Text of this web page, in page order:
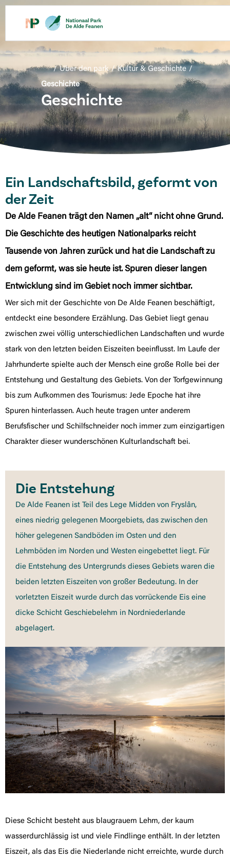
/ Uber den park / Kultur & Geschichte /
Geschichte
Geschichte
Ein Landschaftsbild, geformt von
der Zeit
De Alde Feanen trägt den Namen „alt“ nicht ohne Grund.
Die Geschichte des heutigen Nationalparks reicht
Tausende von Jahren zurück und hat die Landschaft zu
dem geformt, was sie heute ist. Spuren dieser langen
Entwicklung sind im Gebiet noch immer sichtbar.
Wer sich mit der Geschichte von De Alde Feanen beschäftigt,
entdeckt eine besondere Erzählung. Das Gebiet liegt genau
zwischen zwei völlig unterschiedlichen Landschaften und wurde
stark von den letzten beiden Eiszeiten beeinflusst. Im Laufe der
Jahrhunderte spielte auch der Mensch eine große Rolle bei der
Entstehung und Gestaltung des Gebiets. Von der Torfgewinnung
bis zum Aufkommen des Tourismus: Jede Epoche hat ihre
Spuren hinterlassen. Auch heute tragen unter anderem
Berufsfischer und Schilfschneider noch immer zum einzigartigen
Charakter dieser wunderschönen Kulturlandschaft bei.
Die Entstehung
De Alde Feanen ist Teil des Lege Midden von Fryslân,
eines niedrig gelegenen Moorgebiets, das zwischen den
höher gelegenen Sandböden im Osten und den
Lehmböden im Norden und Westen eingebettet liegt. Für
die Entstehung des Untergrunds dieses Gebiets waren die
beiden letzten Eiszeiten von großer Bedeutung. In der
vorletzten Eiszeit wurde durch das vorrückende Eis eine
dicke Schicht Geschiebelehm in Nordniederlande
abgelagert.
Diese Schicht besteht aus blaugrauem Lehm, der kaum
wasserdurchlässig ist und viele Findlinge enthält. In der letzten
Eiszeit, als das Eis die Niederlande nicht erreichte, wurde durch